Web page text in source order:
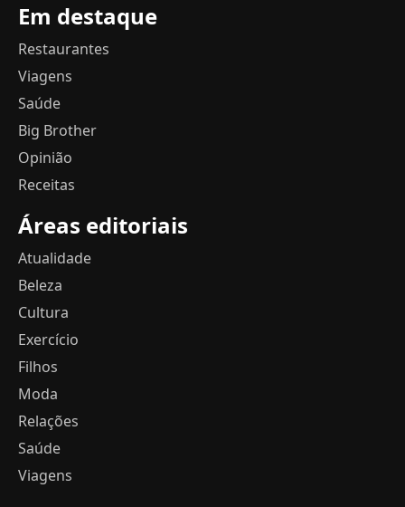
Em destaque
Restaurantes
Viagens
Saúde
Big Brother
Opinião
Receitas
Áreas editoriais
Atualidade
Beleza
Cultura
Exercício
Filhos
Moda
Relações
Saúde
Viagens